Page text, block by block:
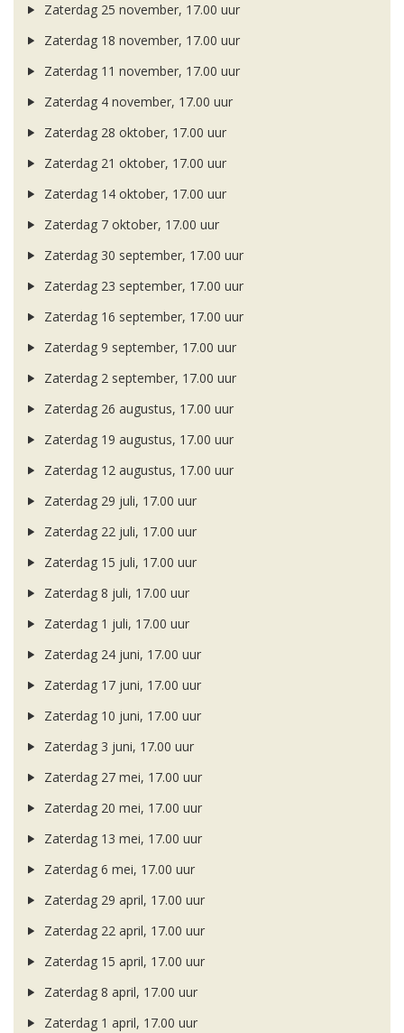
Zaterdag 25 november, 17.00 uur
Zaterdag 18 november, 17.00 uur
Zaterdag 11 november, 17.00 uur
Zaterdag 4 november, 17.00 uur
Zaterdag 28 oktober, 17.00 uur
Zaterdag 21 oktober, 17.00 uur
Zaterdag 14 oktober, 17.00 uur
Zaterdag 7 oktober, 17.00 uur
Zaterdag 30 september, 17.00 uur
Zaterdag 23 september, 17.00 uur
Zaterdag 16 september, 17.00 uur
Zaterdag 9 september, 17.00 uur
Zaterdag 2 september, 17.00 uur
Zaterdag 26 augustus, 17.00 uur
Zaterdag 19 augustus, 17.00 uur
Zaterdag 12 augustus, 17.00 uur
Zaterdag 29 juli, 17.00 uur
Zaterdag 22 juli, 17.00 uur
Zaterdag 15 juli, 17.00 uur
Zaterdag 8 juli, 17.00 uur
Zaterdag 1 juli, 17.00 uur
Zaterdag 24 juni, 17.00 uur
Zaterdag 17 juni, 17.00 uur
Zaterdag 10 juni, 17.00 uur
Zaterdag 3 juni, 17.00 uur
Zaterdag 27 mei, 17.00 uur
Zaterdag 20 mei, 17.00 uur
Zaterdag 13 mei, 17.00 uur
Zaterdag 6 mei, 17.00 uur
Zaterdag 29 april, 17.00 uur
Zaterdag 22 april, 17.00 uur
Zaterdag 15 april, 17.00 uur
Zaterdag 8 april, 17.00 uur
Zaterdag 1 april, 17.00 uur